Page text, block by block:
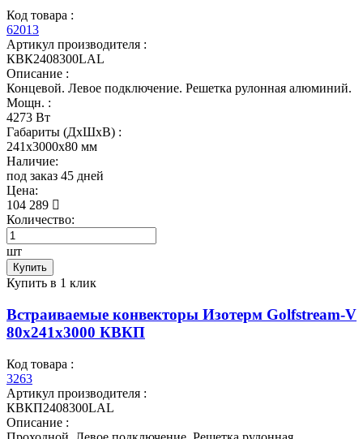
Код товара :
62013
Артикул производителя :
КВК2408300LAL
Описание :
Концевой. Левое подключение. Решетка рулонная алюминий.
Мощн. :
4273 Вт
Габариты (ДхШхВ) :
241x3000x80 мм
Наличие:
под заказ 45 дней
Цена:
104 289
Количество:
шт
Купить
Купить в 1 клик
Встраиваемые конвекторы Изотерм Golfstream-V
80x241x3000 КВКП
Код товара :
3263
Артикул производителя :
КВКП2408300LAL
Описание :